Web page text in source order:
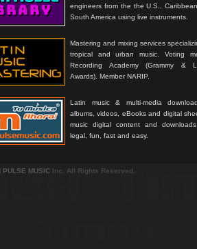
engineers from the the U.S.,
South America using live instruments.
Mastering and mixing services
tropical and urban music. Voting
Recording Academy (Grammy &
Awards). Member NARIP.
Latin music & multi-media
albums, videos, eBooks and digital
music digital content and
legal, fun, fast and easy.
PULSE MUSIC Inc. All Rights Reserved.